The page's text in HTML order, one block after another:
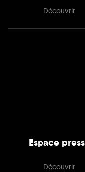
Découvrir
Espace
Découvrir